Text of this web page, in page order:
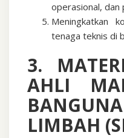
operasional, dan
Meningkatkan
tenaga teknis di
3.
AHLI
LIMBAH